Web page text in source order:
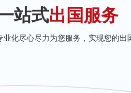
站式出国服务
化尽心尽力为您服务，实现您的出